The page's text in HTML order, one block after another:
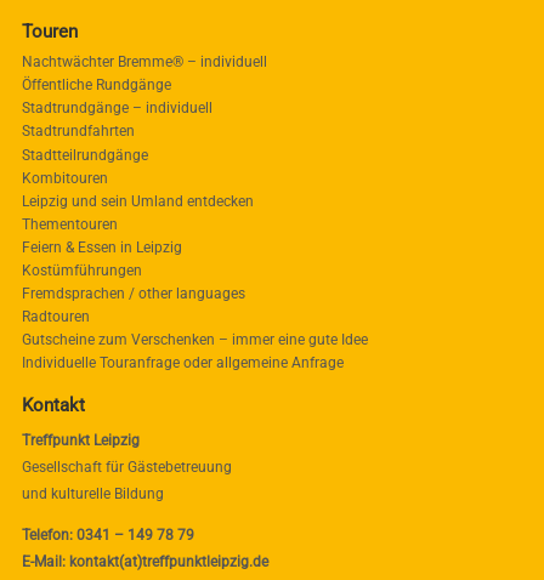
Touren
Nachtwächter Bremme® – individuell
Öffentliche Rundgänge
Stadtrundgänge – individuell
Stadtrundfahrten
Stadtteilrundgänge
Kombitouren
Leipzig und sein Umland entdecken
Thementouren
Feiern & Essen in Leipzig
Kostümführungen
Fremdsprachen / other languages
Radtouren
Gutscheine zum Verschenken – immer eine gute Idee
Individuelle Touranfrage oder allgemeine Anfrage
Kontakt
Treffpunkt Leipzig
Gesellschaft für Gästebetreuung
und kulturelle Bildung
Telefon: 0341 – 149 78 79
E-Mail: kontakt(at)treffpunktleipzig.de